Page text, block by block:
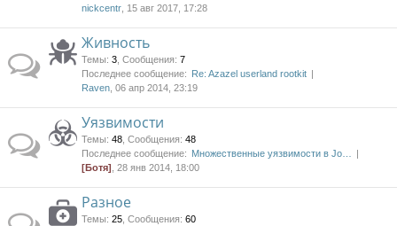
nickcentr , 15 авг 2017, 17:28
Живность
Темы: 3 Сообщения: 7
Последнее сообщение: Re: Azazel userland rootkit
Raven , 06 апр 2014, 23:19
Уязвимости
Темы: 48 Сообщения: 48
Последнее сообщение: Множественные уязвимости в Jo…
[Ботя] , 28 янв 2014, 18:00
Разное
Темы: 25 Сообщения: 60